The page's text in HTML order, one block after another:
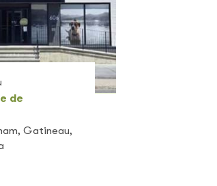
de
Gatineau,